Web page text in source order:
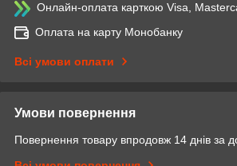
Онлайн-оплата карткою Visa,
Оплата на карту Монобанку
Всі умови оплати
Умови повернення
Повернення товару впродовж 14 днів за